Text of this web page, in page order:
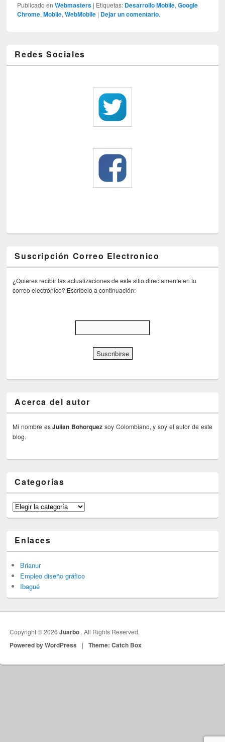
Publicado en Webmasters | Etiquetas: Desarrollo Mobile,Google
Chrome,Mobile,WebMobile | Dejar un comentario.
Redes Sociales
Suscripción Correo Electronico
¿Quieres recibir las actualizaciones de este sitio directamente en tu
correo electrónico? Escribelo a continuación:
Acerca del autor
Mi nombre esJulian Bohorquez soy Colombiano, y soy el autor de este
blog.
Categorías
Categorías
Enlaces
Brianur
Empleo diseño gráfico
Ibagué
Copyright © 2026Juarbo . All Rights Reserved.
Powered by WordPress | Theme: Catch Box